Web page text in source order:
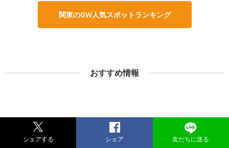
関東のGW人気スポットランキング
おすすめ情報
シェアする シェア 友だちに送る